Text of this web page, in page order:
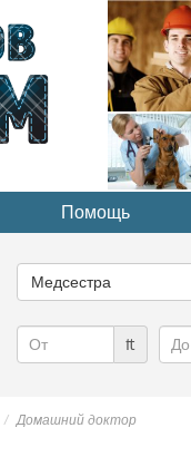
Помощь
категорию...
Медсестра
₶
Домашний доктор